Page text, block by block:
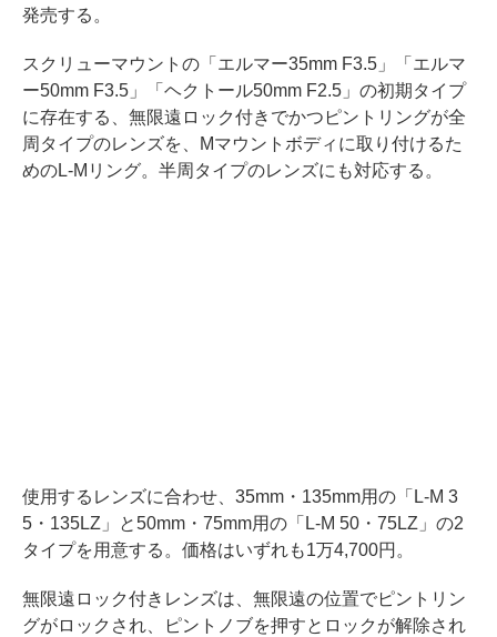
発売する。
スクリューマウントの「エルマー35mm F3.5」「エルマ
ー50mm F3.5」「ヘクトール50mm F2.5」の初期タイプ
に存在する、無限遠ロック付きでかつピントリングが全
周タイプのレンズを、Mマウントボディに取り付けるた
めのL-Mリング。半周タイプのレンズにも対応する。
使用するレンズに合わせ、35mm・135mm用の「L-M 3
5・135LZ」と50mm・75mm用の「L-M 50・75LZ」の2
タイプを用意する。価格はいずれも1万4,700円。
無限遠ロック付きレンズは、無限遠の位置でピントリン
グがロックされ、ピントノブを押すとロックが解除され